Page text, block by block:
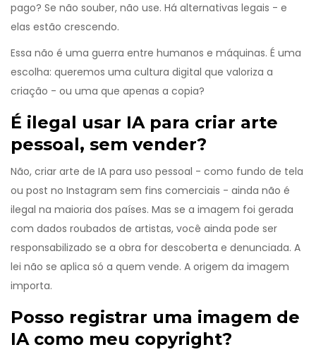
pago? Se não souber, não use. Há alternativas legais - e
elas estão crescendo.
Essa não é uma guerra entre humanos e máquinas. É uma
escolha: queremos uma cultura digital que valoriza a
criação - ou uma que apenas a copia?
É ilegal usar IA para criar arte
pessoal, sem vender?
Não, criar arte de IA para uso pessoal - como fundo de tela
ou post no Instagram sem fins comerciais - ainda não é
ilegal na maioria dos países. Mas se a imagem foi gerada
com dados roubados de artistas, você ainda pode ser
responsabilizado se a obra for descoberta e denunciada. A
lei não se aplica só a quem vende. A origem da imagem
importa.
Posso registrar uma imagem de
IA como meu copyright?